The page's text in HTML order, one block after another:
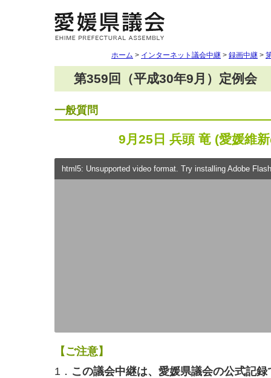
ホーム > インターネット議会中継 > 録画中継 >
第359回（平成30年9月）定例会
一般質問
9月25日 兵頭 竜 (愛媛維
html5: Unsupported video format. Try installing Adobe
【ご注意】
1． この議会中継は、愛媛県議会の公式記